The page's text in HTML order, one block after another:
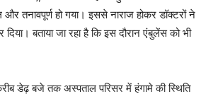
तनावपूर्ण हो गया। इससे नाराज होकर डॉक्टरों ने
बताया जा रहा है कि इस दौरान एंबुलेंस को भी
डेढ़ बजे तक अस्पताल परिसर में हंगामे की स्थिति